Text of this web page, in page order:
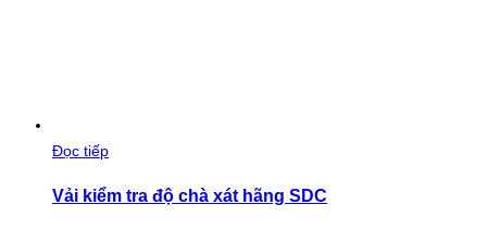
Đọc tiếp
Vải kiểm tra độ chà xát hãng SDC